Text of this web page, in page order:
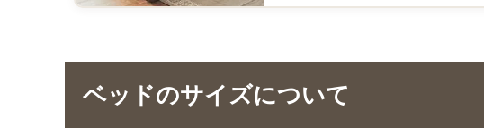
ベッドのサイズについて